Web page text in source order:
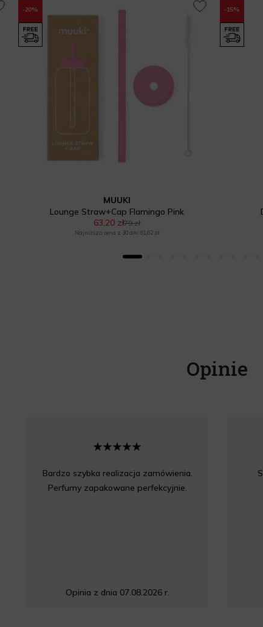
-20%
MUUKI
Lounge Straw+Cap Flamingo Pink
63,20 zł79 zł
Najniższa cena z 30 dni: 61,62 zł
-15%
Opinie
Bardzo szybka realizacja zamówienia.
Perfumy zapakowane perfekcyjnie.
Opinia z dnia 07.08.2026 r.